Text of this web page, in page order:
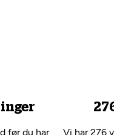
før du har
Vi har 276